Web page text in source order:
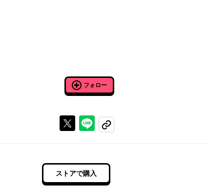
フォロー
Xで投稿するラインでシェアする
コピーする
ストアで購入